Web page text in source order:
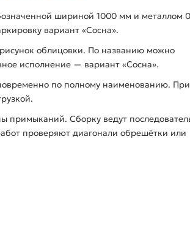
шириной 1000 мм и металлом
вариант «Сосна».
облицовки. По названию можно
исполнение — вариант «Сосна».
по полному наименованию. При
примыканий. Сборку ведут
проверяют диагонали обрешётки или